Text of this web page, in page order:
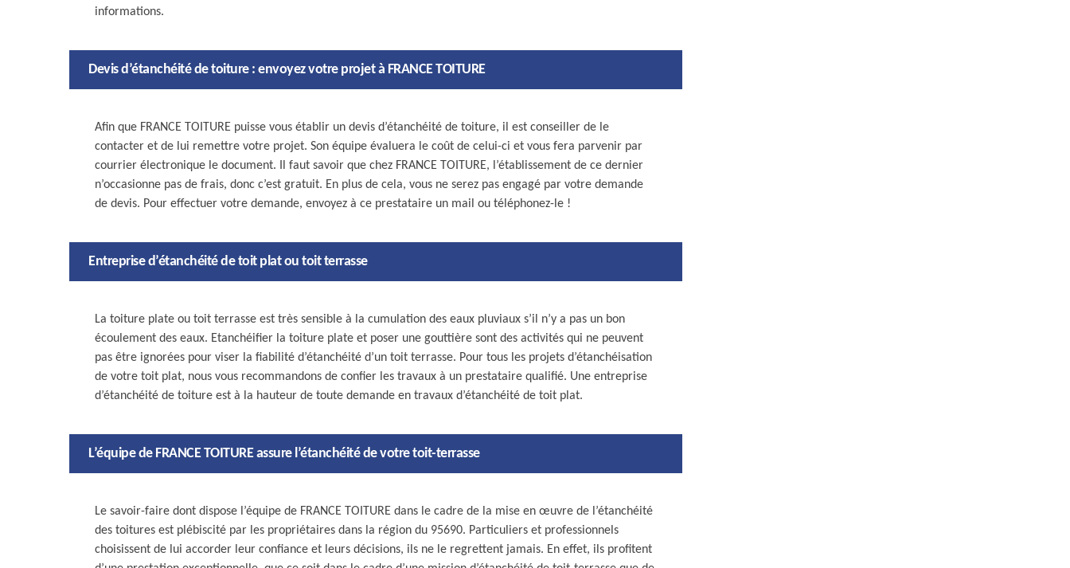
informations.
Devis d’étanchéité de toiture : envoyez votre projet à FRANCE TOITURE
Afin que FRANCE TOITURE puisse vous établir un devis d’étanchéité de toiture, il est conseiller de le
contacter et de lui remettre votre projet. Son équipe évaluera le coût de celui-ci et vous fera parvenir par
courrier électronique le document. Il faut savoir que chez FRANCE TOITURE, l’établissement de ce dernier
n’occasionne pas de frais, donc c’est gratuit. En plus de cela, vous ne serez pas engagé par votre demande
de devis. Pour effectuer votre demande, envoyez à ce prestataire un mail ou téléphonez-le !
Entreprise d’étanchéité de toit plat ou toit terrasse
La toiture plate ou toit terrasse est très sensible à la cumulation des eaux pluviaux s’il n’y a pas un bon
écoulement des eaux. Etanchéifier la toiture plate et poser une gouttière sont des activités qui ne peuvent
pas être ignorées pour viser la fiabilité d’étanchéité d’un toit terrasse. Pour tous les projets d’étanchéisation
de votre toit plat, nous vous recommandons de confier les travaux à un prestataire qualifié. Une entreprise
d’étanchéité de toiture est à la hauteur de toute demande en travaux d’étanchéité de toit plat.
L’équipe de FRANCE TOITURE assure l’étanchéité de votre toit-terrasse
Le savoir-faire dont dispose l’équipe de FRANCE TOITURE dans le cadre de la mise en œuvre de l’étanchéité
des toitures est plébiscité par les propriétaires dans la région du 95690. Particuliers et professionnels
choisissent de lui accorder leur confiance et leurs décisions, ils ne le regrettent jamais. En effet, ils profitent